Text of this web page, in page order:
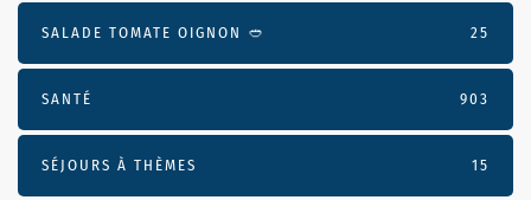
SALADE TOMATE OIGNON 🥙 25
SANTÉ 903
SÉJOURS À THÈMES 15